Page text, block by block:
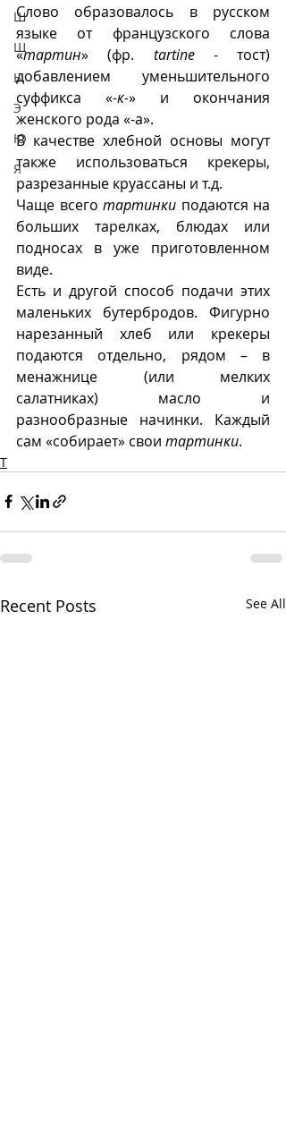
Ш
Щ
Ы
Э
Ю
Я
Слово образовалось в русском
языке от французского слова
«тартин» (фр. tartine - тост)
добавлением уменьшительного
суффикса «-к-» и окончания
женского рода «-а».
В качестве хлебной основы могут
также использоваться крекеры,
разрезанные круассаны и т.д.
Чаще всего тартинки подаются на
больших тарелках, блюдах или
подносах в уже приготовленном
виде.
Есть и другой способ подачи этих
маленьких бутербродов. Фигурно
нарезанный хлеб или крекеры
подаются отдельно, рядом – в
менажнице (или мелких
салатниках) масло и
разнообразные начинки. Каждый
сам «собирает» свои тартинки.
Т
Recent Posts See All